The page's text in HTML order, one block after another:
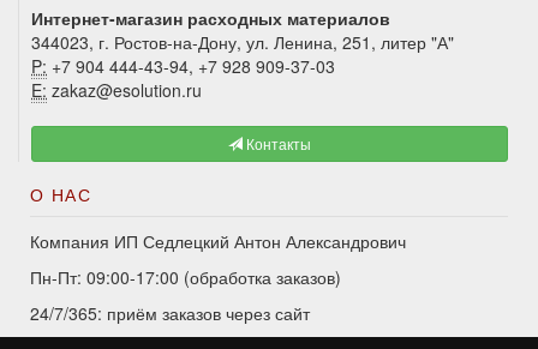
Интернет-магазин расходных материалов
344023, г. Ростов-на-Дону, ул. Ленина, 251, литер "А"
P: +7 904 444-43-94, +7 928 909-37-03
E: zakaz@esolution.ru
Контакты
О НАС
Компания ИП Седлецкий Антон Александрович
Пн-Пт: 09:00-17:00 (обработка заказов)
24/7/365: приём заказов через сайт